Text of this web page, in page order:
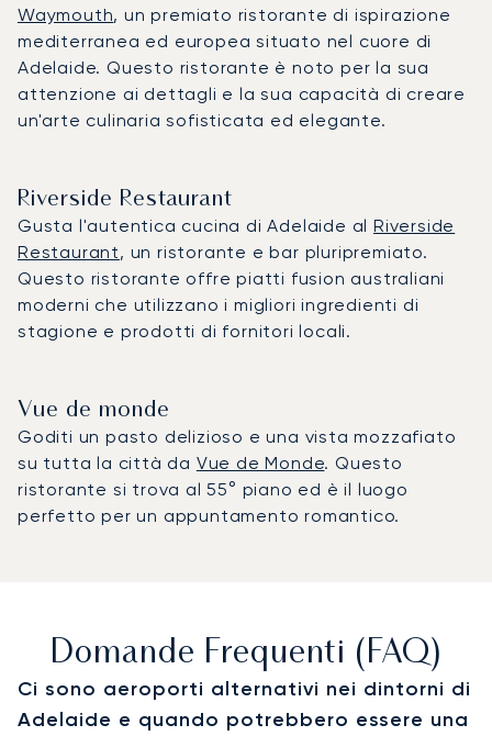
Waymouth, un premiato ristorante di ispirazione
mediterranea ed europea situato nel cuore di
Adelaide. Questo ristorante è noto per la sua
attenzione ai dettagli e la sua capacità di creare
un'arte culinaria sofisticata ed elegante.
Riverside Restaurant
Gusta l'autentica cucina di Adelaide al Riverside
Restaurant, un ristorante e bar pluripremiato.
Questo ristorante offre piatti fusion australiani
moderni che utilizzano i migliori ingredienti di
stagione e prodotti di fornitori locali.
Vue de monde
Goditi un pasto delizioso e una vista mozzafiato
su tutta la città da Vue de Monde. Questo
ristorante si trova al 55° piano ed è il luogo
perfetto per un appuntamento romantico.
Domande Frequenti (FAQ)
Ci sono aeroporti alternativi nei dintorni di
Adelaide e quando potrebbero essere una